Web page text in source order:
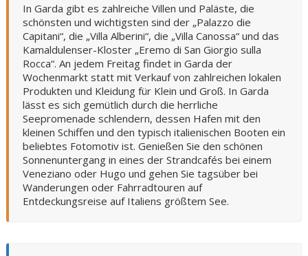
In Garda gibt es zahlreiche Villen und Paläste, die
schönsten und wichtigsten sind der „Palazzo die
Capitani“, die „Villa Alberini“, die „Villa Canossa“ und das
Kamaldulenser-Kloster „Eremo di San Giorgio sulla
Rocca“. An jedem Freitag findet in Garda der
Wochenmarkt statt mit Verkauf von zahlreichen lokalen
Produkten und Kleidung für Klein und Groß. In Garda
lässt es sich gemütlich durch die herrliche
Seepromenade schlendern, dessen Hafen mit den
kleinen Schiffen und den typisch italienischen Booten ein
beliebtes Fotomotiv ist. Genießen Sie den schönen
Sonnenuntergang in eines der Strandcafés bei einem
Veneziano oder Hugo und gehen Sie tagsüber bei
Wanderungen oder Fahrradtouren auf
Entdeckungsreise auf Italiens größtem See.